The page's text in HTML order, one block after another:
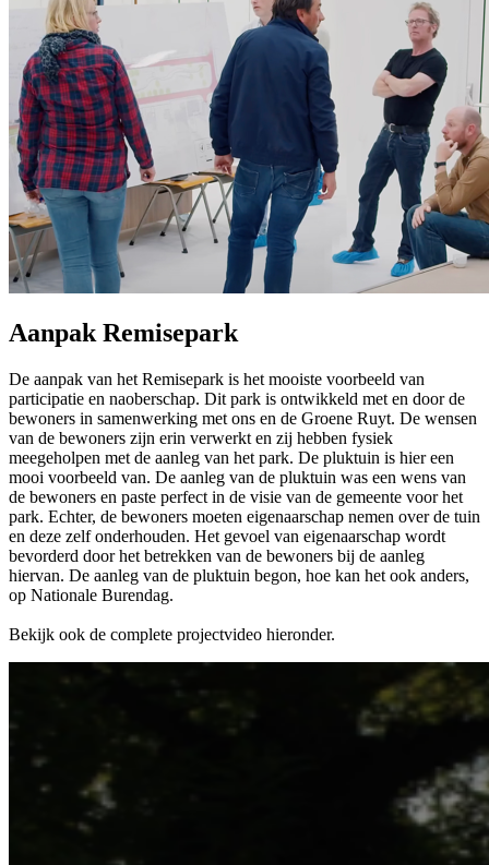
Aanpak Remisepark
De aanpak van het Remisepark is het mooiste voorbeeld van
participatie en naoberschap. Dit park is ontwikkeld met en door de
bewoners in samenwerking met ons en de Groene Ruyt. De wensen
van de bewoners zijn erin verwerkt en zij hebben fysiek
meegeholpen met de aanleg van het park. De pluktuin is hier een
mooi voorbeeld van. De aanleg van de pluktuin was een wens van
de bewoners en paste perfect in de visie van de gemeente voor het
park. Echter, de bewoners moeten eigenaarschap nemen over de tuin
en deze zelf onderhouden. Het gevoel van eigenaarschap wordt
bevorderd door het betrekken van de bewoners bij de aanleg
hiervan. De aanleg van de pluktuin begon, hoe kan het ook anders,
op Nationale Burendag.
Bekijk ook de complete projectvideo hieronder.